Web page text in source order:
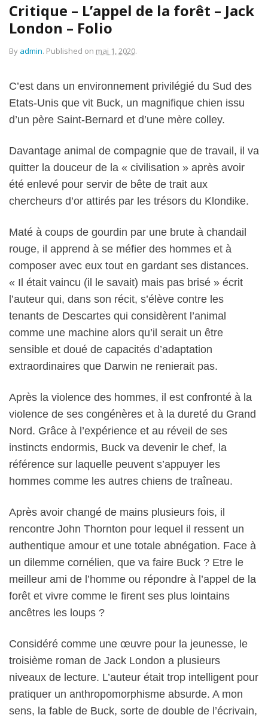
Critique – L’appel de la forêt – Jack
London – Folio
By admin. Published on mai 1, 2020.
C’est dans un environnement privilégié du Sud des
Etats-Unis que vit Buck, un magnifique chien issu
d’un père Saint-Bernard et d’une mère colley.
Davantage animal de compagnie que de travail, il va
quitter la douceur de la « civilisation » après avoir
été enlevé pour servir de bête de trait aux
chercheurs d’or attirés par les trésors du Klondike.
Maté à coups de gourdin par une brute à chandail
rouge, il apprend à se méfier des hommes et à
composer avec eux tout en gardant ses distances.
« Il était vaincu (il le savait) mais pas brisé » écrit
l’auteur qui, dans son récit, s’élève contre les
tenants de Descartes qui considèrent l’animal
comme une machine alors qu’il serait un être
sensible et doué de capacités d’adaptation
extraordinaires que Darwin ne renierait pas.
Après la violence des hommes, il est confronté à la
violence de ses congénères et à la dureté du Grand
Nord. Grâce à l’expérience et au réveil de ses
instincts endormis, Buck va devenir le chef, la
référence sur laquelle peuvent s’appuyer les
hommes comme les autres chiens de traîneau.
Après avoir changé de mains plusieurs fois, il
rencontre John Thornton pour lequel il ressent un
authentique amour et une totale abnégation. Face à
un dilemme cornélien, que va faire Buck ? Etre le
meilleur ami de l’homme ou répondre à l’appel de la
forêt et vivre comme le firent ses plus lointains
ancêtres les loups ?
Considéré comme une œuvre pour la jeunesse, le
troisième roman de Jack London a plusieurs
niveaux de lecture. L’auteur était trop intelligent pour
pratiquer un anthropomorphisme absurde. A mon
sens, la fable de Buck, sorte de double de l’écrivain,